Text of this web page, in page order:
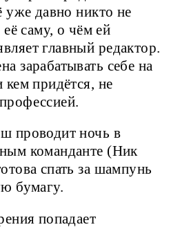
уже давно никто не
саму, о чём ей
главный редактор.
зарабатывать себе на
кем придётся, не
проводит ночь в
команданте (Ник
спать за шампунь
бумагу.
попадает